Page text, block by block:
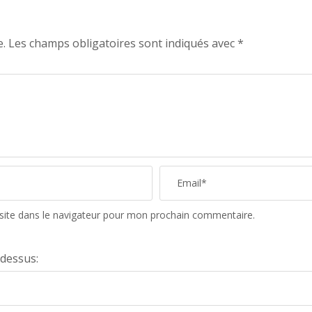
Les champs obligatoires sont indiqués avec*
dans le navigateur pour mon prochain commentaire.